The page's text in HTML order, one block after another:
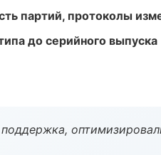
партий, протоколы
до серийного выпуска